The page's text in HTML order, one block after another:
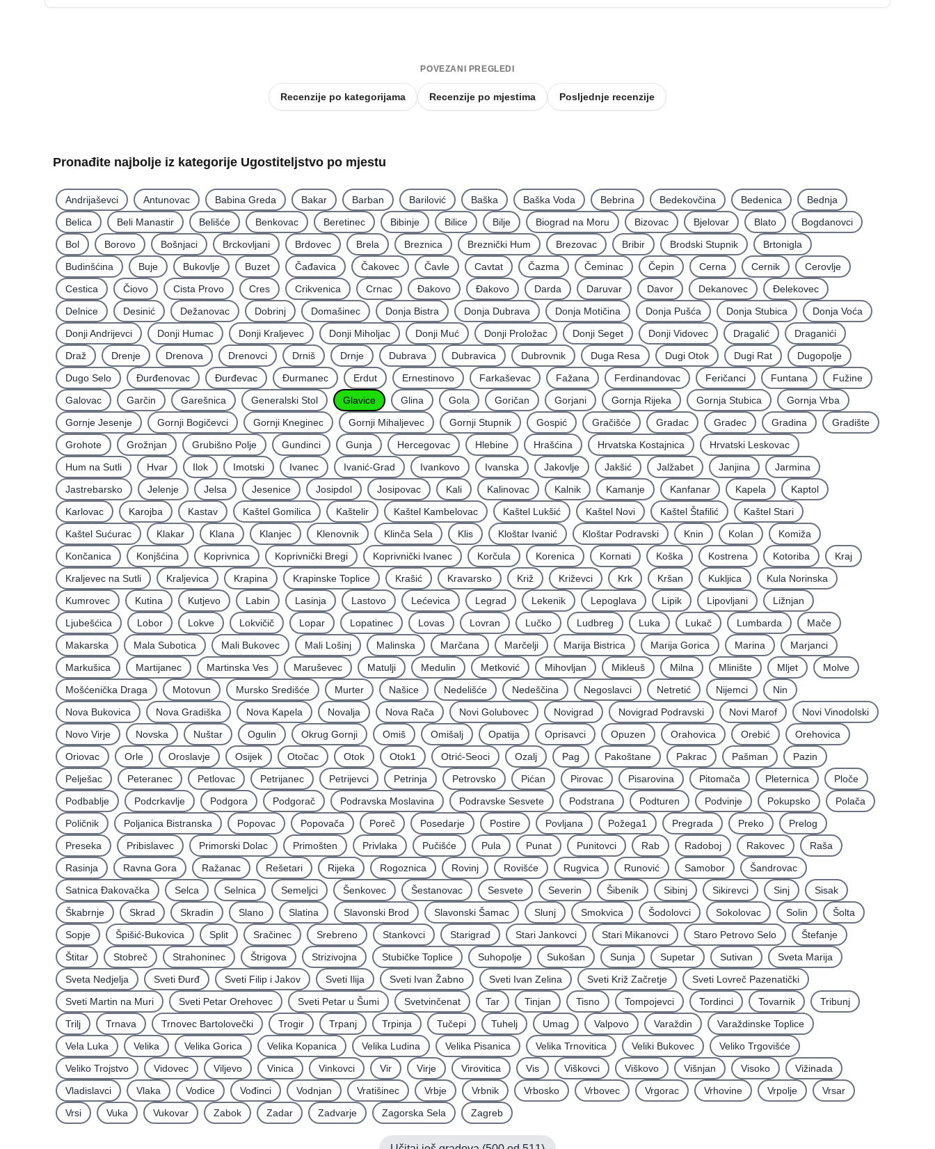
POVEZANI PREGLEDI
Recenzije po kategorijama Recenzije po mjestima Posljednje recenzije
Pronađite najbolje iz kategorije Ugostiteljstvo po mjestu
Andrijaševci Antunovac Babina Greda Bakar Barban Barilović Baška Baška Voda Bebrina Bedekovčina Bedenica
Bednja
Belica
Beli Manastir Belišće Benkovac Beretinec Bibinje Bilice Bilje Biograd na Moru Bizovac Bjelovar Blato
Bogdanovci
Bol
Borovo Bošnjaci Brckovljani Brdovec Brela Breznica Breznički Hum Brezovac Bribir Brodski Stupnik
Brtonigla
Budinšćina
Buje Bukovlje Buzet Čađavica Čakovec Čavle Cavtat Čazma Čeminac Čepin Cerna Cernik
Cerovlje
Cestica
Čiovo Cista Provo Cres Crikvenica Crnac Đakovo Ðakovo Darda Daruvar Davor Dekanovec
Ðelekovec
Delnice
Desinić Dežanovac Dobrinj Domašinec Donja Bistra Donja Dubrava Donja Motičina Donja Pušća Donja Stubica
Donja Voća
Donji Andrijevci
Donji Humac Donji Kraljevec Donji Miholjac Donji Muć Donji Proložac Donji Seget Donji Vidovec Dragalić
Draganići
Draž
Drenje Drenova Drenovci Drniš Drnje Dubrava Dubravica Dubrovnik Duga Resa Dugi Otok Dugi Rat
Dugopolje
Dugo Selo
Ðurđenovac Ðurđevac Ðurmanec Erdut Ernestinovo Farkaševac Fažana Ferdinandovac Feričanci Funtana
Fužine
Galovac
Garčin Garešnica Generalski Stol Glavice Glina Gola Goričan Gorjani Gornja Rijeka Gornja Stubica
Gornja Vrba
Gornje Jesenje
Gornji Bogičevci Gornji Kneginec Gornji Mihaljevec Gornji Stupnik Gospić Gračišće Gradac Gradec Gradina
Gradište
Grohote
Grožnjan Grubišno Polje Gundinci Gunja Hercegovac Hlebine Hrašćina Hrvatska Kostajnica
Hrvatski Leskovac
Hum na Sutli
Hvar Ilok Imotski Ivanec Ivanić-Grad Ivankovo Ivanska Jakovlje Jakšić Jalžabet Janjina
Jarmina
Jastrebarsko
Jelenje Jelsa Jesenice Josipdol Josipovac Kali Kalinovac Kalnik Kamanje Kanfanar Kapela
Kaptol
Karlovac
Karojba Kastav Kaštel Gomilica Kaštelir Kaštel Kambelovac Kaštel Lukšić Kaštel Novi Kaštel Štafilić
Kaštel Stari
Kaštel Sućurac
Klakar Klana Klanjec Klenovnik Klinča Sela Klis Kloštar Ivanić Kloštar Podravski Knin Kolan
Komiža
Končanica
Konjšćina Koprivnica Koprivnički Bregi Koprivnički Ivanec Korčula Korenica Kornati Koška Kostrena Kotoriba
Kraj
Kraljevec na Sutli
Kraljevica Krapina Krapinske Toplice Krašić Kravarsko Križ Križevci Krk Kršan Kukljica
Kula Norinska
Kumrovec
Kutina Kutjevo Labin Lasinja Lastovo Lećevica Legrad Lekenik Lepoglava Lipik Lipovljani
Ližnjan
Ljubešćica
Lobor Lokve Lokvičič Lopar Lopatinec Lovas Lovran Lučko Ludbreg Luka Lukač Lumbarda
Mače
Makarska
Mala Subotica Mali Bukovec Mali Lošinj Malinska Marčana Marčelji Marija Bistrica Marija Gorica Marina
Marjanci
Markušica
Martijanec Martinska Ves Maruševec Matulji Medulin Metković Mihovljan Mikleuš Milna Mlinište Mljet
Molve
Mošćenička Draga
Motovun Mursko Središće Murter Našice Nedelišće Nedeščina Negoslavci Netretić Nijemci
Nin
Nova Bukovica
Nova Gradiška Nova Kapela Novalja Nova Rača Novi Golubovec Novigrad Novigrad Podravski Novi Marof
Novi Vinodolski
Novo Virje
Novska Nuštar Ogulin Okrug Gornji Omiš Omišalj Opatija Oprisavci Opuzen Orahovica Orebić
Orehovica
Oriovac
Orle Oroslavje Osijek Otočac Otok Otok1 Otrić-Seoci Ozalj Pag Pakoštane Pakrac Pašman
Pazin
Pelješac
Peteranec Petlovac Petrijanec Petrijevci Petrinja Petrovsko Pićan Pirovac Pisarovina Pitomača Pleternica
Ploče
Podbablje
Podcrkavlje Podgora Podgorač Podravska Moslavina Podravske Sesvete Podstrana Podturen Podvinje Pokupsko
Polača
Poličnik
Poljanica Bistranska Popovac Popovača Poreč Posedarje Postire Povljana Požega1 Pregrada Preko
Prelog
Preseka
Pribislavec Primorski Dolac Primošten Privlaka Pučišće Pula Punat Punitovci Rab Radoboj Rakovec
Raša
Rasinja
Ravna Gora Ražanac Rešetari Rijeka Rogoznica Rovinj Rovišće Rugvica Runović Samobor
Šandrovac
Satnica Ðakovačka
Selca Selnica Semeljci Šenkovec Šestanovac Sesvete Severin Šibenik Sibinj Sikirevci Sinj
Sisak
Škabrnje
Skrad Skradin Slano Slatina Slavonski Brod Slavonski Šamac Slunj Smokvica Šodolovci Sokolovac Solin
Šolta
Sopje
Špišić-Bukovica Split Sračinec Srebreno Stankovci Starigrad Stari Jankovci Stari Mikanovci Staro Petrovo Selo
Štefanje
Štitar
Stobreč Strahoninec Štrigova Strizivojna Stubičke Toplice Suhopolje Sukošan Sunja Supetar Sutivan
Sveta Marija
Sveta Nedjelja
Sveti Ðurđ Sveti Filip i Jakov Sveti Ilija Sveti Ivan Žabno Sveti Ivan Zelina Sveti Križ Začretje
Sveti Lovreč Pazenatički
Sveti Martin na Muri
Sveti Petar Orehovec Sveti Petar u Šumi Svetvinčenat Tar Tinjan Tisno Tompojevci Tordinci Tovarnik
Tribunj
Trilj
Trnava Trnovec Bartolovečki Trogir Trpanj Trpinja Tučepi Tuhelj Umag Valpovo Varaždin
Varaždinske Toplice
Vela Luka
Velika Velika Gorica Velika Kopanica Velika Ludina Velika Pisanica Velika Trnovitica Veliki Bukovec
Veliko Trgovišće
Veliko Trojstvo
Vidovec Viljevo Vinica Vinkovci Vir Virje Virovitica Vis Viškovci Viškovo Višnjan Visoko
Vižinada
Vladislavci
Vlaka Vodice Vođinci Vodnjan Vratišinec Vrbje Vrbnik Vrbosko Vrbovec Vrgorac Vrhovine Vrpolje
Vrsar
Vrsi
Vuka Vukovar Zabok Zadar Zadvarje Zagorska Sela Zagreb